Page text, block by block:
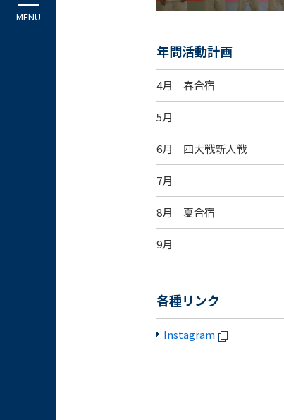
年間活動計画
4月 春合宿
5月
6月 四大戦新人戦
7月
8月 夏合宿
9月
各種リンク
Instagram